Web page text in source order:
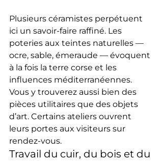
Plusieurs céramistes perpétuent
ici un savoir-faire raffiné. Les
poteries aux teintes naturelles —
ocre, sable, émeraude — évoquent
à la fois la terre corse et les
influences méditerranéennes.
Vous y trouverez aussi bien des
pièces utilitaires que des objets
d’art. Certains ateliers ouvrent
leurs portes aux visiteurs sur
rendez-vous.
Travail du cuir, du bois et du